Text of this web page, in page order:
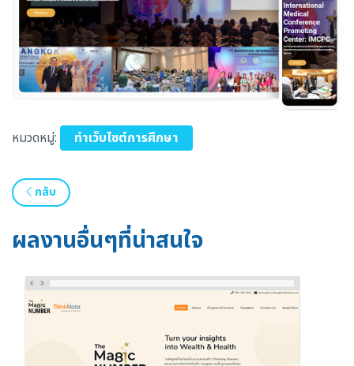
หมวดหมู่: ทำเว็บไซต์การศึกษา
กลับ
ผลงานอื่นๆที่น่าสนใจ